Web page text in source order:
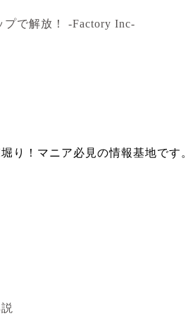
で解放！ -Factory Inc-
り！マニア必見の情報基地です。